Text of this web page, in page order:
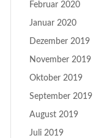
Februar 2020
Januar 2020
Dezember 2019
November 2019
Oktober 2019
September 2019
August 2019
Juli 2019